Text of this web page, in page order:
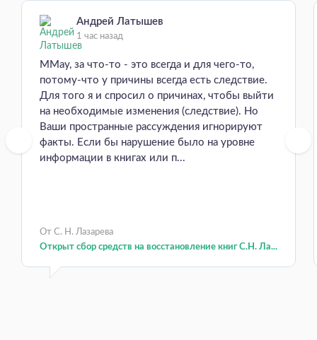
Андрей Латышев
1 час назад
MMay, за что-то - это всегда и для чего-то,
потому-что у причины всегда есть следствие.
Для того я и спросил о причинах, чтобы выйти
на необходимые изменения (следствие). Но
Ваши пространные рассуждения игнорируют
факты. Если бы нарушение было на уровне
информации в книгах или п...
От С. Н. Лазарева
Открыт сбор средств на восстановление книг С.Н. Ла...